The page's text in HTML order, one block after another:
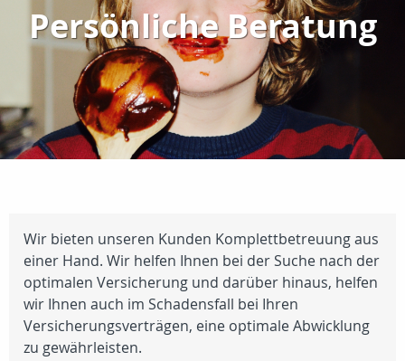
Persönliche Beratung
Wir bieten unseren Kunden Komplettbetreuung aus
einer Hand. Wir helfen Ihnen bei der Suche nach der
optimalen Versicherung und darüber hinaus, helfen
wir Ihnen auch im Schadensfall bei Ihren
Versicherungsverträgen, eine optimale Abwicklung
zu gewährleisten.